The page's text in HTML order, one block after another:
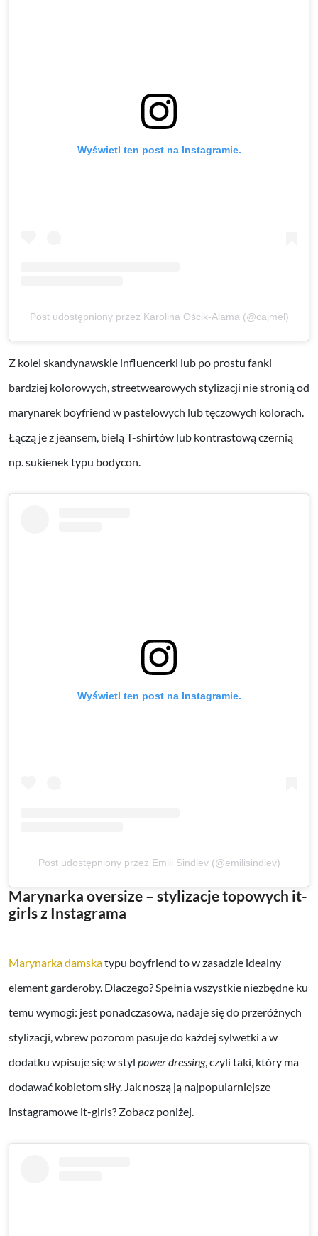
Wyświetl ten post na Instagramie.
Post udostępniony przez Karolina Ościk-Alama (@cajmel)
Z kolei skandynawskie influencerki lub po prostu fanki
bardziej kolorowych, streetwearowych stylizacji nie stronią od
marynarek boyfriend w pastelowych lub tęczowych kolorach.
Łączą je z jeansem, bielą T-shirtów lub kontrastową czernią
np. sukienek typu bodycon.
Wyświetl ten post na Instagramie.
Post udostępniony przez Emili Sindlev (@emilisindlev)
Marynarka oversize – stylizacje topowych it-
girls z Instagrama
Marynarka damskatypu boyfriend to w zasadzie idealny
element garderoby. Dlaczego? Spełnia wszystkie niezbędne ku
temu wymogi: jest ponadczasowa, nadaje się do przeróżnych
stylizacji, wbrew pozorom pasuje do każdej sylwetki a w
dodatku wpisuje się w styl power dressing, czyli taki, który ma
dodawać kobietom siły. Jak noszą ją najpopularniejsze
instagramowe it-girls? Zobacz poniżej.